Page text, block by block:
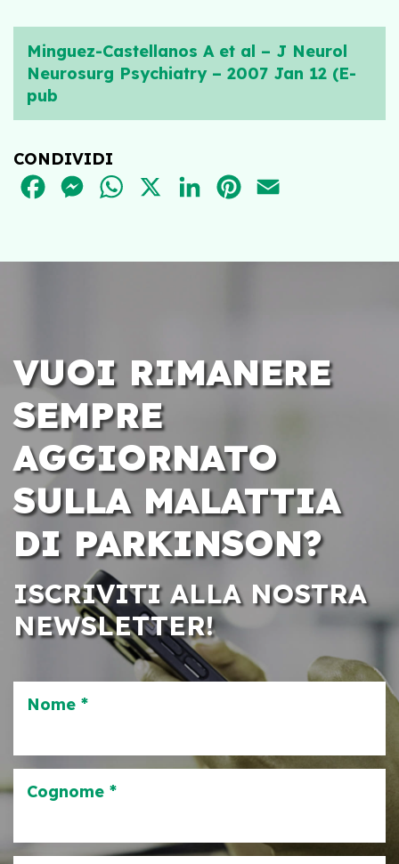
Minguez-Castellanos A et al – J Neurol
Neurosurg Psychiatry – 2007 Jan 12 (E-
pub
CONDIVIDI
FACEBOOKMESSENGER
WHATSAPPLINKEDINPINTEREST
VUOI RIMANERE
SEMPRE
AGGIORNATO
SULLA MALATTIA
DI PARKINSON?
ISCRIVITI ALLA NOSTRA
NEWSLETTER!
Nome *
Cognome *